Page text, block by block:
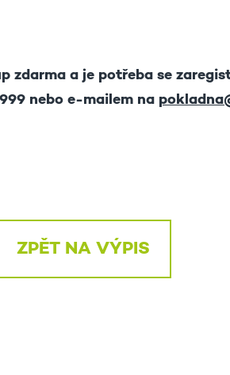
zdarma a je potřeba se
nebo e-mailem na
ZPĚT NA VÝPIS